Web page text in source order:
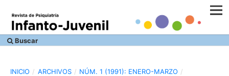
Buscar
INICIO / ARCHIVOS / NÚM. 1 (1991): ENERO-MARZO /